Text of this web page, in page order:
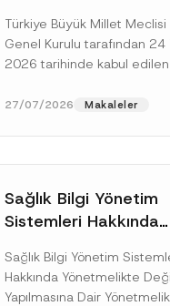
Resmî Gazete
Türkiye Büyük Millet Meclisi
Genel Kurulu tarafından 24
2026 tarihinde kabul edilen
Kararnamelerde Değişiklik
27/07/2026 Makaleler
Sağlık Bilgi Yönetim
Sistemleri Hakkında
Yapılmasına Dair
Yayımlandı
Sağlık Bilgi Yönetim
Hakkında Yönetmelikte
Yapılmasına Dair